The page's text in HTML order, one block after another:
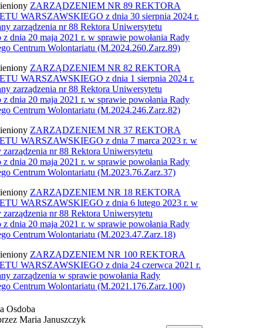
ZARZĄDZENIEM NR 89 REKTORA
WARSZAWSKIEGO z dnia 30 sierpnia 2024 r.
zarządzenia nr 88 Rektora Uniwersytetu
z dnia 20 maja 2021 r. w sprawie powołania Rady
Centrum Wolontariatu (M.2024.260.Zarz.89)​
ZARZĄDZENIEM NR 82 REKTORA
WARSZAWSKIEGO z dnia 1 sierpnia 2024 r.
zarządzenia nr 88 Rektora Uniwersytetu
z dnia 20 maja 2021 r. w sprawie powołania Rady
Centrum Wolontariatu (M.2024.246.Zarz.82)​
ZARZĄDZENIEM NR 37 REKTORA
WARSZAWSKIEGO z dnia 7 marca 2023 r. w
zarządzenia nr 88 Rektora Uniwersytetu
z dnia 20 maja 2021 r. w sprawie powołania Rady
Centrum Wolontariatu (M.2023.76.Zarz.37)​
ZARZĄDZENIEM NR 18 REKTORA
WARSZAWSKIEGO z dnia 6 lutego 2023 r. w
zarządzenia nr 88 Rektora Uniwersytetu
z dnia 20 maja 2021 r. w sprawie powołania Rady
Centrum Wolontariatu (M.2023.47.Zarz.18)
ZARZĄDZENIEM NR 100 REKTORA
WARSZAWSKIEGO z dnia 24 czerwca 2021 r.
zarządzenia w sprawie powołania Rady
Centrum Wolontariatu (M.2021.176.Zarz.100)​
Osdoba
Maria Januszczyk